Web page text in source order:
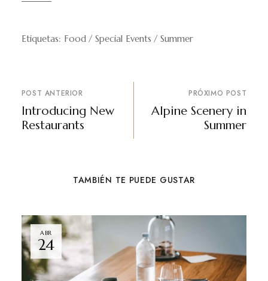
Etiquetas: Food Special Events Summer
POST ANTERIOR
Introducing New
Restaurants
PRÓXIMO POST
Alpine Scenery in
Summer
TAMBIÉN TE PUEDE GUSTAR
ABR
24